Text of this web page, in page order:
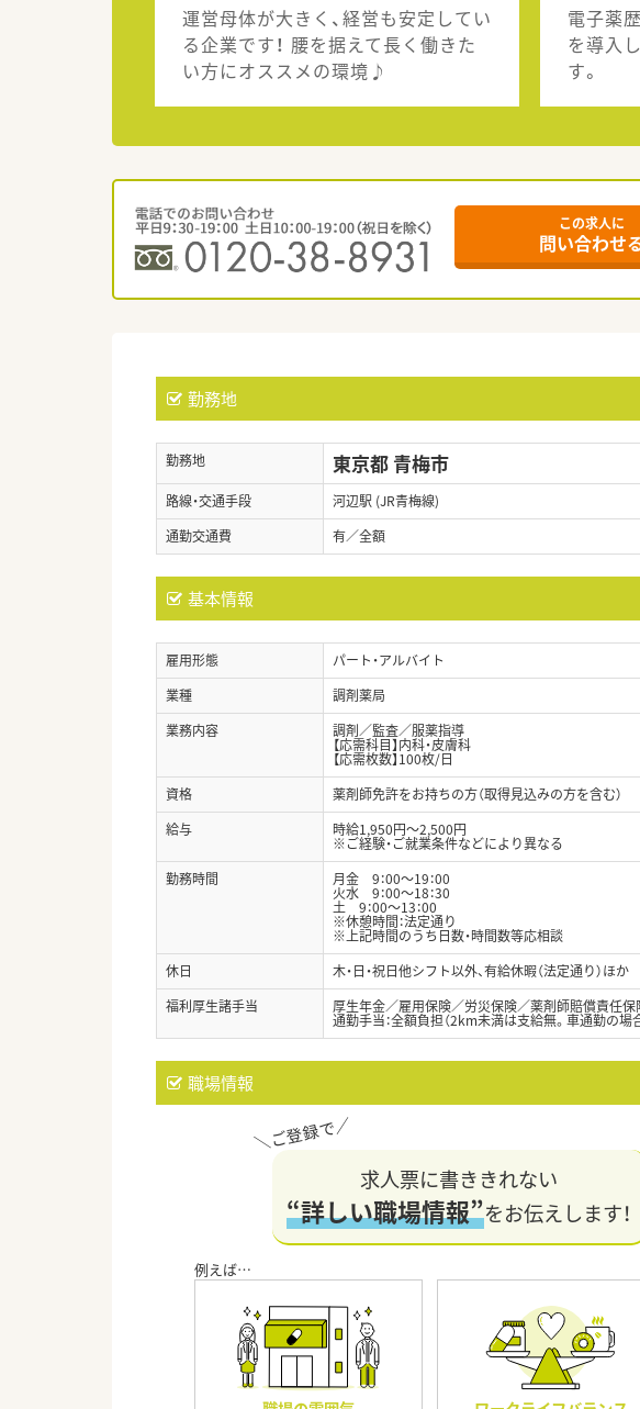
運営母体が大きく、経営も安定してい
る企業です！ 腰を据えて長く働きた
い方にオススメの環境♪
電子薬
を導入
す。
この求人に
問い合わせ
勤務地
勤務地 東京都 青梅市
路線・交通手段
河辺駅 (JR青梅線)
通勤交通費
有／全額
基本情報
雇用形態
パート・アルバイト
業種
調剤薬局
業務内容
調剤／監査／服薬指導
【応需科目】内科・皮膚科
【応需枚数】100枚/日
資格
薬剤師免許をお持ちの方（取得見込みの方を含む）
給与
時給1,950円～2,500円
※ご経験・ご就業条件などにより異なる
勤務時間
月金 9：00～19：00
火水 9：00～18：30
土 9：00～13：00
※休憩時間：法定通り
※上記時間のうち日数・時間数等応相談
休日
木・日・祝日他シフト以外、有給休暇（法定通り）ほか
福利厚生諸手当
厚生年金／雇用保険／労災保険／薬剤師賠償責任
通勤手当：全額負担（2km未満は支給無。車通勤の場
職場情報
求人票に書ききれない
“詳しい職場情報”をお伝えします！